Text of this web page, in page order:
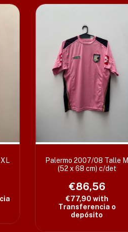
Palermo 2007/08 Talle M
(52 x 68 cm) c/det
€86,56
€77,90 with
Transferencia o
depósito